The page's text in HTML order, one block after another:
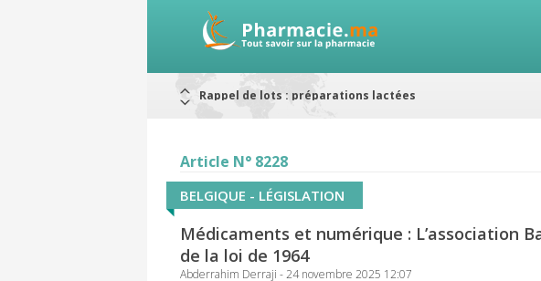
Rappel de lots : préparations lactées
ARRÊT DE COMMERCIALISATION
RAPPELS DE LOTS
Rappel de lots : ANTITOXINE TÉTANIQUE 1500.
Article N° 8228
BELGIQUE - LÉGISLATION
Médicaments et numérique : L’association
de la loi de 1964
Abderrahim Derraji - 24 novembre 2025 12:07